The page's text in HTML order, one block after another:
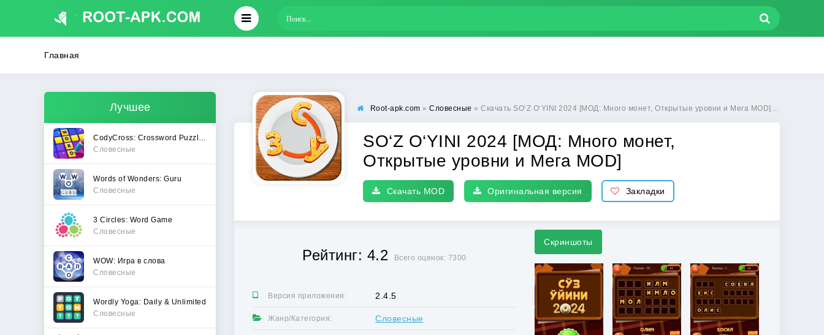
Главная
Лучшее
Словесные
Words of Wonders: Guru
Словесные
3 Circles: Word Game
Словесные
WOW: Игра в слова
Словесные
Wordly Yoga: Daily & Unlimited
Словесные
Root-apk.com » Словесные » Скачать SO‘Z O‘YINI 2024 [МОД: Много монет, Открытые уровни и Мега MOD] | Взлом SO‘Z O‘YINI 2024 на Андроид
SO‘Z O‘YINI 2024 [МОД: Много монет,
Открытые уровни и Мега MOD]
Скачать MOD Оригинальная версия Закладки
Рейтинг: 4.2 Всего оценок: 7300
Версия приложения: 2.4.5
Жанр/Категория: Словесные
Скриншоты